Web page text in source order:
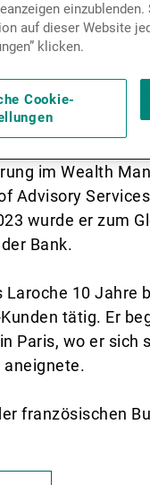
im Wealth
Advisory
wurde er zum
Bank.
Laroche 10
tätig. Er
Paris, wo er
französischen
auf dieser Website
klicken.
Cookie-